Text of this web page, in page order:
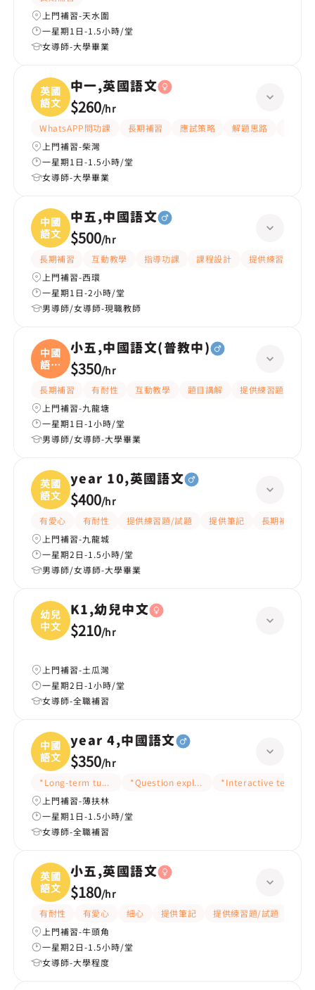
上門補習-天水圍
一星期1日-1.5小時/堂
女導師-大學畢業
英國
語文
中一,英國語文
$260/hr
WhatsAPP問功課 長期補習 應試策略 解題思路
上門補習-柴灣
一星期1日-1.5小時/堂
女導師-大學畢業
中國
語文
中五,中國語文
$500/hr
長期補習 互動教學 指導功課 課程設計
提供練習題/試題
上門補習-西環
一星期1日-2小時/堂
男導師/女導師-現職教師
中國
語文
(
小五,中國語文(普教中)
$350/hr
長期補習 有耐性 互動教學 題目講解
提供練習題/試題
上門補習-九龍塘
一星期1日-1小時/堂
男導師/女導師-大學畢業
英國
語文
year 10,英國語文
$400/hr
有愛心 有耐性 提供練習題/試題 提供筆記
長期補習
上門補習-九龍城
一星期2日-1.5小時/堂
男導師/女導師-大學畢業
幼兒
中文
K1,幼兒中文
$210/hr
上門補習-土瓜灣
一星期2日-1小時/堂
女導師-全職補習
中國
語文
year 4,中國語文
$350/hr
*Long-term tutoring *Question explanation*Interactive teaching
上門補習-薄扶林
一星期1日-1.5小時/堂
女導師-全職補習
英國
語文
小五,英國語文
$180/hr
有耐性 有愛心 細心 提供筆記 提供練習題/試題
上門補習-牛頭角
一星期2日-1.5小時/堂
女導師-大學程度